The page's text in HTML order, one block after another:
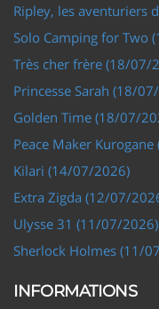
Ripley, les aventuriers
Solo Camping for Two
Très cher frère (18/07/
Princesse Sarah (18/
Golden Time (18/07/
Peace Maker
Kilari (14/07/2026)
Extra Zigda (12/07/
Ulysse 31 (11/07/2026)
Sherlock Holmes (11/
INFORMATIONS